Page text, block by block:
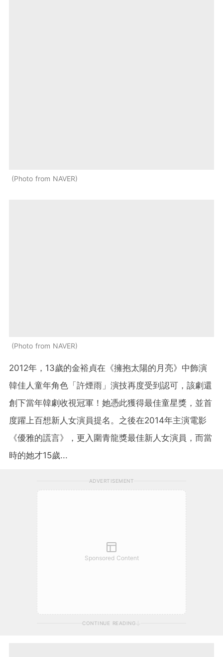
Photo from NAVER
Photo from NAVER
2012年，13歲的金裕貞在《擁抱太陽的月亮》中飾演
韓佳人童年角色「許煙雨」演技再度受到認可，該劇還
創下當年韓劇收視冠軍！她憑此獲得最佳童星獎，並首
度躍上百想新人女演員提名。之後在2014年主演電影
《優雅的謊言》，更入圍青龍獎最佳新人女演員，而當
時的她才15歲...
ADVERTISEMENT
Sponsored Content
CONTINUE READING